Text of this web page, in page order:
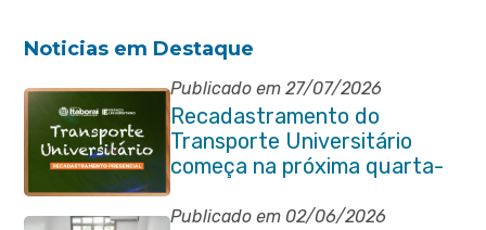
Noticias em Destaque
Publicado em 27/07/2026
Recadastramento do
Transporte Universitário
começa na próxima quarta-
feira (29/07)
Publicado em 02/06/2026